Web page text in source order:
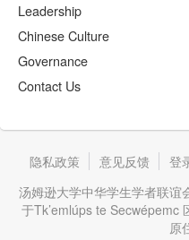
Leadership
Chinese Culture
Governance
Contact Us
隐私政策 意见反馈 登
汤姆逊大学中华学生学者联谊
于Tk’emlúps te Secwépemc
原